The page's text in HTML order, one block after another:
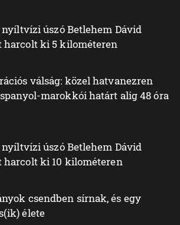
nyíltvízi úszó Betlehem Dávid
harcolt ki 5 kilométeren
válság: közel hatvanezren
marokkói határt alig 48 óra
nyíltvízi úszó Betlehem Dávid
harcolt ki 10 kilométeren
csendben sírnak, és egy
élete